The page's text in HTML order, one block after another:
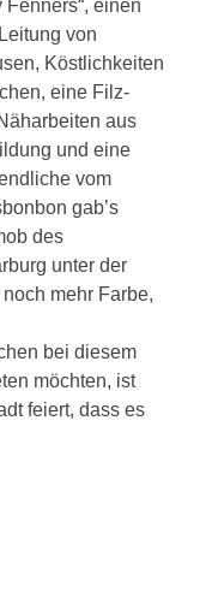
einen
von
Köstlichkeiten
eine Filz-
aus
und eine
vom
gab’s
des
unter der
mehr Farbe,
bei diesem
möchten, ist
feiert, dass es